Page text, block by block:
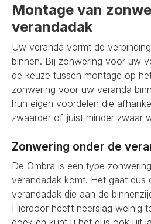
Montage van
verandadak
Uw veranda vormt de
binnen. Bij zonwering voor uw
de keuze tussen montage op
zonwering voor uw veranda
hun eigen voordelen die
zwaarder of juist minder zwaar
Zonwering onder de
De Ombra is een type
verandadak komt. Het gaat
verandadak die aan de
Hierdoor heeft neerslag weinig